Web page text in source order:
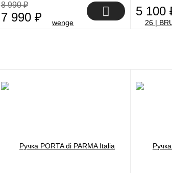
8 990₽
7 990 ₽ 5 100